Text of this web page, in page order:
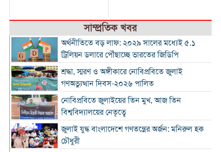
সাম্প্রতিক খবর
অর্থনীতিতে বড় লাফ: ২০২৯ সালের মধ্যেই ৫.১
ট্রিলিয়ন ডলারে পৌঁছাচ্ছে ভারতের জিডিপি
শ্রদ্ধা, স্মরণ ও অঙ্গীকারে নোবিপ্রবিতে জুলাই
গণঅভ্যুত্থান দিবস-২০২৬ পালিত
নোবিপ্রবিতে জুলাইয়ের তিন মুখ, আজ তিন
বিশ্ববিদ্যালয়ের নেতৃত্বে
জুলাই যুদ্ধ বাংলাদেশে গণতন্ত্রের অর্জন: মনিরুল হক
চৌধুরী